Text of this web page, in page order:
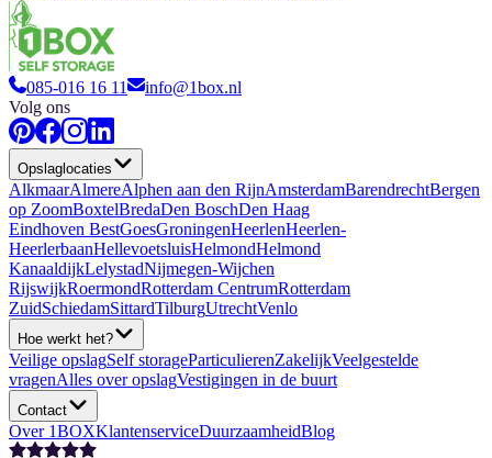
085-016 16 11
info@1box.nl
Volg ons
Opslaglocaties
AlkmaarAlmereAlphen aan den RijnAmsterdamBarendrechtBergen
op ZoomBoxtelBredaDen BoschDen Haag
Eindhoven BestGoesGroningenHeerlenHeerlen-
HeerlerbaanHellevoetsluisHelmondHelmond
KanaaldijkLelystadNijmegen-Wijchen
RijswijkRoermondRotterdam CentrumRotterdam
ZuidSchiedamSittardTilburgUtrechtVenlo
Hoe werkt het?
Veilige opslagSelf storageParticulierenZakelijkVeelgestelde
vragenAlles over opslagVestigingen in de buurt
Contact
Over 1BOXKlantenserviceDuurzaamheidBlog